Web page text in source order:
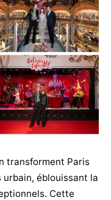
transforment Paris
urbain, éblouissant la
Cette